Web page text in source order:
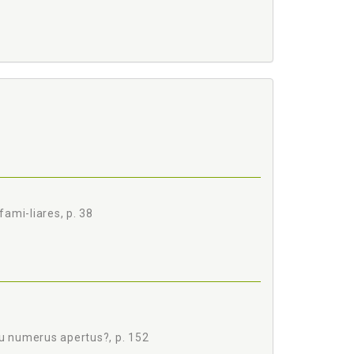
p. 79
p. 152
liares, p. 38
numerus apertus?, p. 152